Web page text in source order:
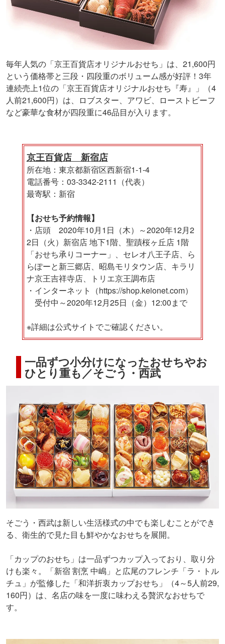
毎年人気の「京王百貨店オリジナルおせち」は、21,600円
という価格帯と三段・四段重のボリューム感が好評！3年
連続売上1位の「京王百貨店オリジナルおせち『寿』」（4
人前21,600円）は、ロブスター、アワビ、ローストビーフ
など豪華な食材が四段重に46品目が入ります。
京王百貨店 新宿店
所在地：東京都新宿区西新宿1-1-4
電話番号：03-3342-2111（代表）
最寄駅：新宿
【おせち予約情報】
・店頭 2020年10月1日（木）～2020年12月2
2日（火）新宿店 地下1階、聖蹟桜ヶ丘店 1階
「おせち承りコーナー」、セレオ八王子店、ら
らぽーと新三郷店、昭島モリタウン店、キラリ
ナ京王吉祥寺店、トリエ京王調布店
・インターネット（https://shop.keionet.com）
受付中～2020年12月25日（金）12:00まで
※詳細は公式サイトでご確認ください。
一品ずつ小分けになったおせちやお
ひとり重も／そごう・西武
そごう・西武は新しい生活様式の中でも楽しむことができ
る、衛生的で見た目も鮮やかなおせちを展開。
「カップのおせち」は一品ずつカップ入っており、取り分
けも楽々。「新宿 割烹 中嶋」と広尾のフレンチ「ラ・トル
チュ」が監修した「和洋折衷カップおせち」（4～5人前29,
160円）は、名店の味を一度に味わえる贅沢なおせちで
す。